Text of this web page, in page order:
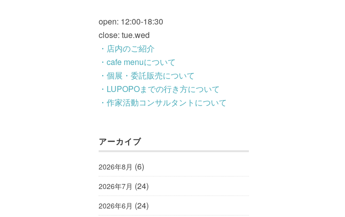
open: 12:00-18:30
close: tue.wed
・店内のご紹介
・cafe menuについて
・個展・委託販売について
・LUPOPOまでの行き方について
・作家活動コンサルタントについて
アーカイブ
2026年8月 (6)
2026年7月 (24)
2026年6月 (24)